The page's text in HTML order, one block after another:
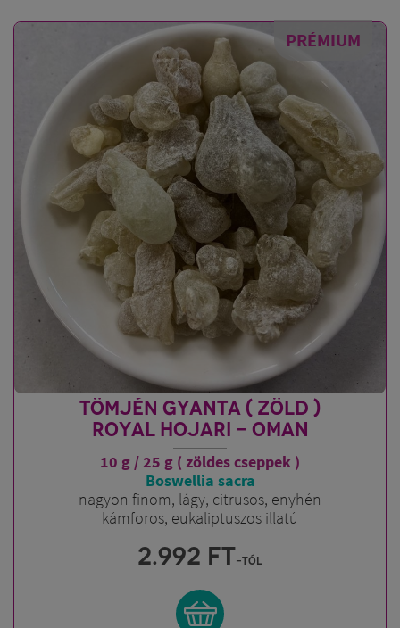
PRÉMIUM
TÖMJÉN GYANTA ( ZÖLD )
ROYAL HOJARI - OMAN
10 g / 25 g ( zöldes cseppek )
Boswellia sacra
nagyon finom, lágy, citrusos, enyhén
kámforos, eukaliptuszos illatú
2.992 FT-tól